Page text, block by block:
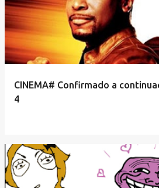
CINEMA# Confirmado a
4